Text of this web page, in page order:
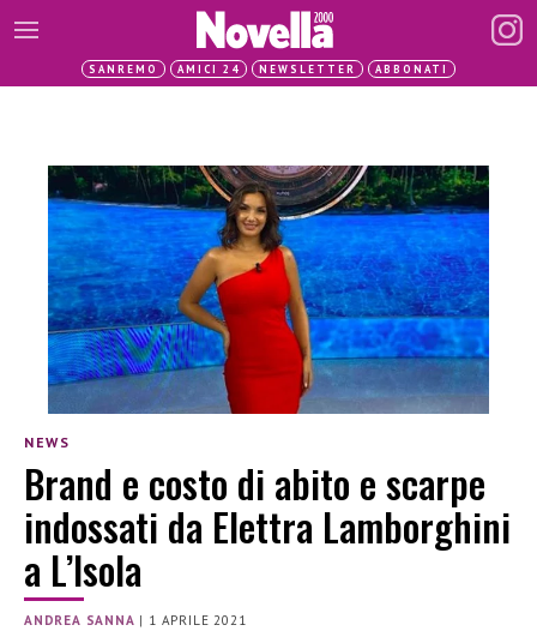
SANREMO AMICI 24 NEWSLETTER ABBONATI
NEWS
Brand e costo di abito e scarpe
indossati da Elettra Lamborghini
a L’Isola
ANDREA SANNA | 1 APRILE 2021